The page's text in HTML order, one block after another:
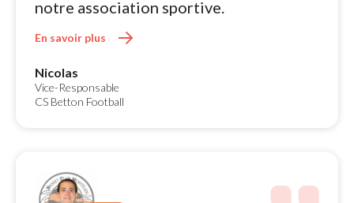
notre association sportive.
En savoir plus
Nicolas
Vice-Responsable
CS Betton Football